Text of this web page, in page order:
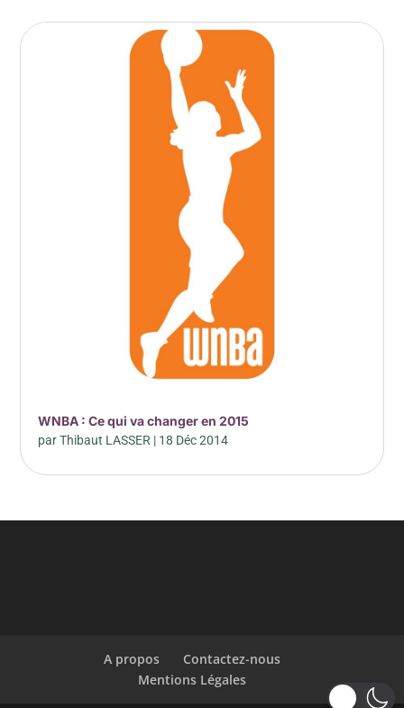
WNBA : Ce qui va changer en 2015
parThibaut LASSER | 18 Déc 2014
A propos
Contactez-nous
Mentions Légales